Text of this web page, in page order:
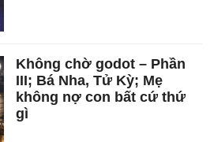
Không chờ godot – Phần
III; Bá Nha, Tử Kỳ; Mẹ
không nợ con bất cứ thứ
gì